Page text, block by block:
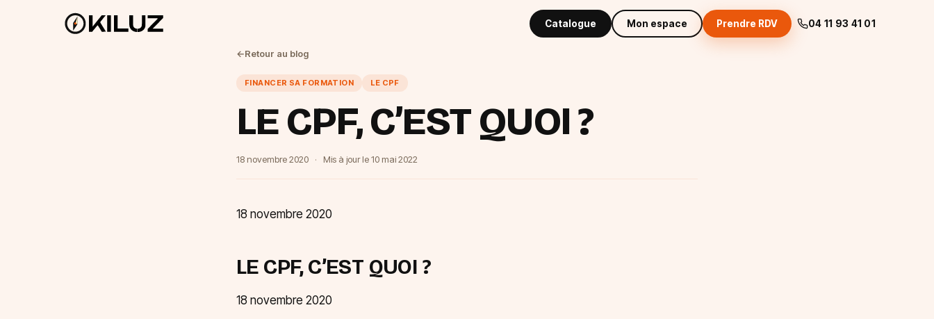
Catalogue Mon espace Prendre RDV 04 11 93 41 01
←Retour au blog
FINANCER SA FORMATION LE CPF
LE CPF, C’EST QUOI ?
18 novembre 2020 · Mis à jour le10 mai 2022
18 novembre 2020
LE CPF, C’EST QUOI ?
18 novembre 2020